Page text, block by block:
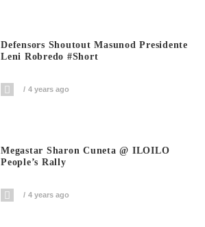
Defensors Shoutout Masunod Presidente
Leni Robredo #short
4 years ago
Megastar Sharon Cuneta @ ILOILO
People’s Rally
4 years ago